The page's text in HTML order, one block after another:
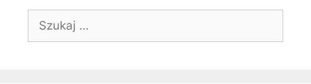
Szukaj: